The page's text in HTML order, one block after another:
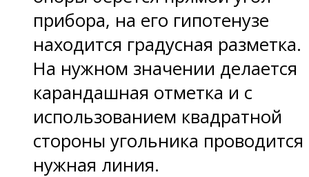
прибора, на его гипотенузе
находится градусная разметка.
На нужном значении делается
карандашная отметка и с
использованием квадратной
стороны угольника проводится
нужная линия.